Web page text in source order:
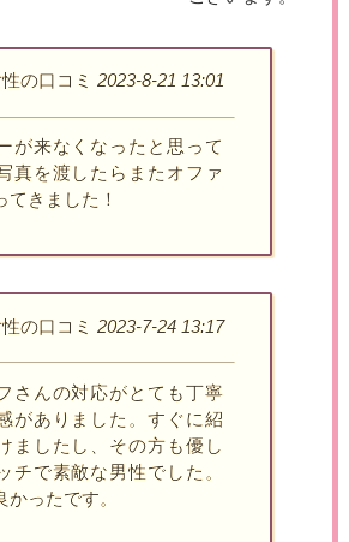
の口コミ2023-8-21 13:01
が来なくなったと思って
真を渡したらまたオファ
てきました！
の口コミ2023-7-24 13:17
さんの対応がとても丁寧
がありました。すぐに紹
ましたし、その方も優し
チで素敵な男性でした。
かったです。